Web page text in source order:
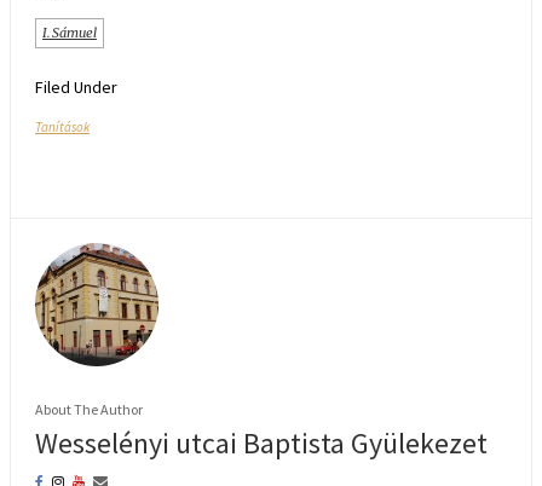
I. Sámuel
Filed Under
Tanítások
About The Author
Wesselényi utcai Baptista Gyülekezet